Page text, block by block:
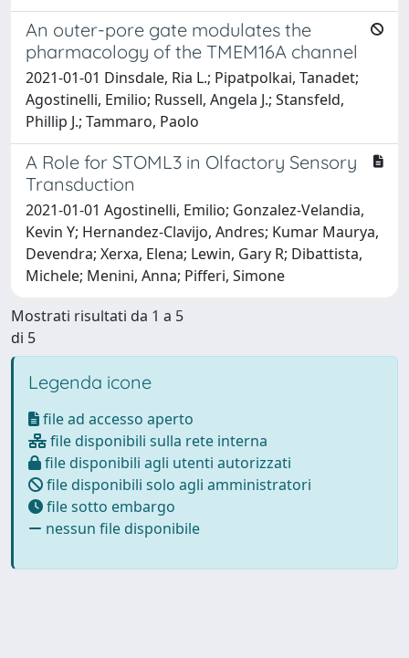
An outer-pore gate modulates the
pharmacology of the TMEM16A channel
2021-01-01 Dinsdale, Ria L.; Pipatpolkai, Tanadet;
Agostinelli, Emilio; Russell, Angela J.; Stansfeld,
Phillip J.; Tammaro, Paolo
A Role for STOML3 in Olfactory Sensory
Transduction
2021-01-01 Agostinelli, Emilio; Gonzalez-Velandia,
Kevin Y; Hernandez-Clavijo, Andres; Kumar Maurya,
Devendra; Xerxa, Elena; Lewin, Gary R; Dibattista,
Michele; Menini, Anna; Pifferi, Simone
Mostrati risultati da 1 a 5
di 5
Legenda icone
file ad accesso aperto
file disponibili sulla rete interna
file disponibili agli utenti autorizzati
file disponibili solo agli amministratori
file sotto embargo
nessun file disponibile